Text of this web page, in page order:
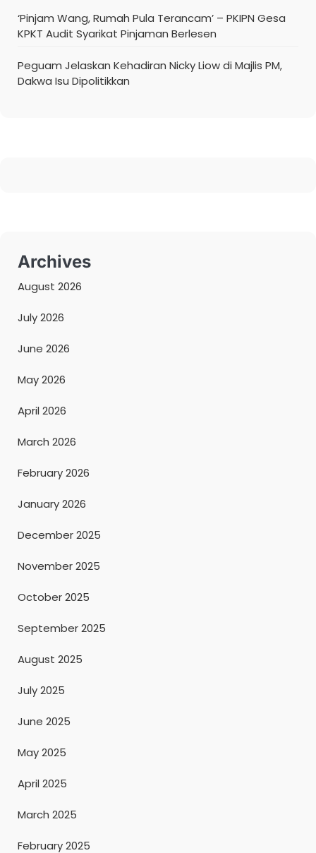
‘Pinjam Wang, Rumah Pula Terancam’ – PKIPN Gesa
KPKT Audit Syarikat Pinjaman Berlesen
Peguam Jelaskan Kehadiran Nicky Liow di Majlis PM,
Dakwa Isu Dipolitikkan
Archives
August 2026
July 2026
June 2026
May 2026
April 2026
March 2026
February 2026
January 2026
December 2025
November 2025
October 2025
September 2025
August 2025
July 2025
June 2025
May 2025
April 2025
March 2025
February 2025